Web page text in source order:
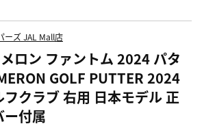
ーズ JAL Mall店
ロン ファントム 2024 パタ
GOLF PUTTER 2024
クラブ 右用 日本モデル 正
ー付属